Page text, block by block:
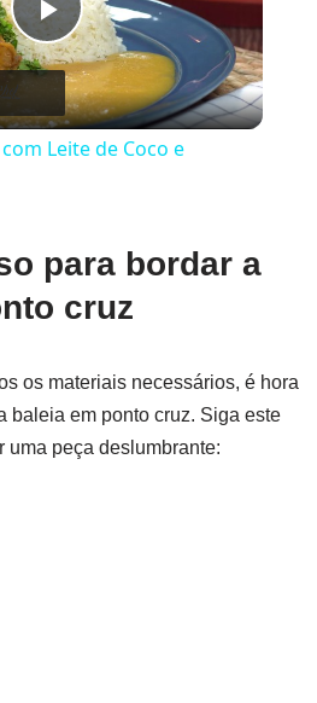
Play
Video
Leite de Coco e
para bordar a
cruz
os materiais necessários, é hora
baleia em ponto cruz. Siga este
uma peça deslumbrante: